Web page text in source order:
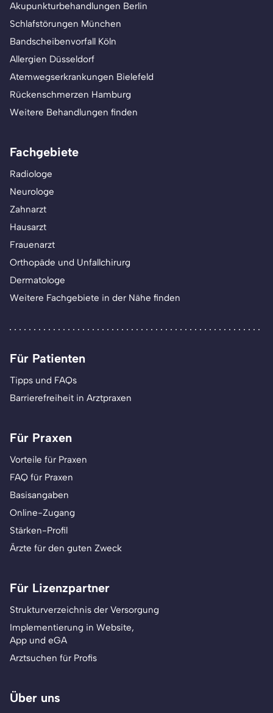
Akupunkturbehandlungen Berlin
Schlafstörungen München
Bandscheibenvorfall Köln
Allergien Düsseldorf
Atemwegserkrankungen Bielefeld
Rückenschmerzen Hamburg
Weitere Behandlungen finden
Fachgebiete
Radiologe
Neurologe
Zahnarzt
Hausarzt
Frauenarzt
Orthopäde und Unfallchirurg
Dermatologe
Weitere Fachgebiete in der Nähe finden
Für Patienten
Tipps und FAQs
Barrierefreiheit in Arztpraxen
Für Praxen
Vorteile für Praxen
FAQ für Praxen
Basisangaben
Online-Zugang
Stärken-Profil
Ärzte für den guten Zweck
Für Lizenzpartner
Strukturverzeichnis der Versorgung
Implementierung in Website,
App und eGA
Arztsuchen für Profis
Über uns